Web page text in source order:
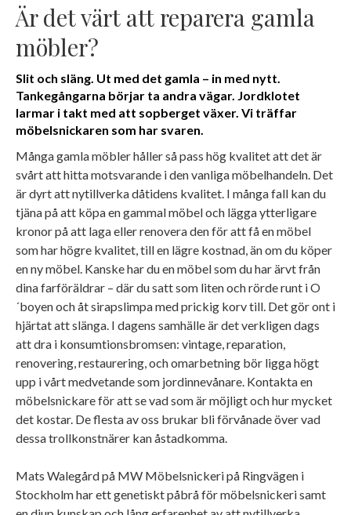
Är det värt att reparera gamla
möbler?
Slit och släng. Ut med det gamla – in med nytt.
Tankegångarna börjar ta andra vägar. Jordklotet
larmar i takt med att sopberget växer. Vi träffar
möbelsnickaren som har svaren.
Många gamla möbler håller så pass hög kvalitet att det är
svårt att hitta motsvarande i den vanliga möbelhandeln. Det
är dyrt att nytillverka dåtidens kvalitet. I många fall kan du
tjäna på att köpa en gammal möbel och lägga ytterligare
kronor på att laga eller renovera den för att få en möbel
som har högre kvalitet, till en lägre kostnad, än om du köper
en ny möbel. Kanske har du en möbel som du har ärvt från
dina farföräldrar – där du satt som liten och rörde runt i O
´boyen och åt sirapslimpa med prickig korv till. Det gör ont i
hjärtat att slänga. I dagens samhälle är det verkligen dags
att dra i konsumtionsbromsen: vintage, reparation,
renovering, restaurering, och omarbetning bör ligga högt
upp i vårt medvetande som jordinnevånare. Kontakta en
möbelsnickare för att se vad som är möjligt och hur mycket
det kostar. De flesta av oss brukar bli förvånade över vad
dessa trollkonstnärer kan åstadkomma.
Mats Walegård på MW Möbelsnickeri på Ringvägen i
Stockholm har ett genetiskt påbrå för möbelsnickeri samt